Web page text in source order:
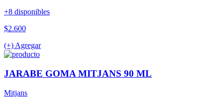
+8 disponibles
$2.600
(+) Agregar
JARABE GOMA MITJANS 90 ML
Mitjans